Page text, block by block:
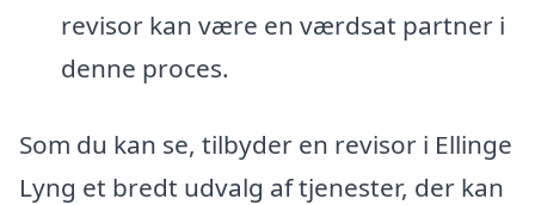
revisor kan være en værdsat partner i
denne proces.
Som du kan se, tilbyder en revisor i Ellinge
Lyng et bredt udvalg af tjenester, der kan